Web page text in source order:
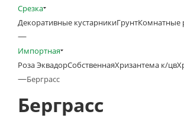
Срезка
Декоративные кустарникиГрунтКомнатные
—
Импортная
Роза ЭквадорСобственнаяХризантема к/цв
—Берграсс
Берграсс